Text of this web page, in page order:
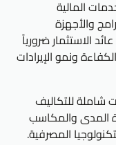
المالية
والأجهزة
الاستثمار ضرورياً
ونمو الإيرادات
شاملة للتكاليف
المدى والمكاسب
المصرفية.